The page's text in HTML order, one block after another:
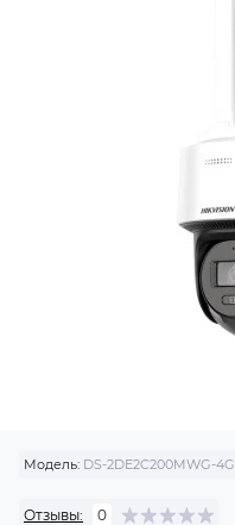
Модель: DS-2DE2C200MWG-4G
Отзывы: 0